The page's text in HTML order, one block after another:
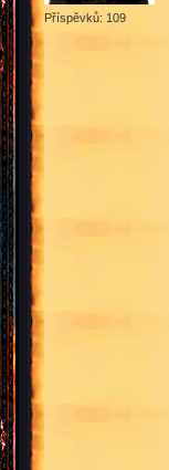
Příspěvků: 109